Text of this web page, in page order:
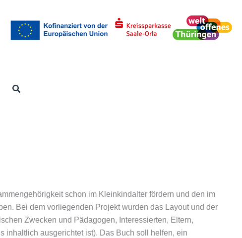
Suchen
schon im Kleinkindalter fördern und den im
Bei dem vorliegenden Projekt wurden das Layout und der
Zwecken und Pädagogen, Interessier­ten, Eltern,
inhalt­lich ausgerichtet ist). Das Buch soll helfen, ein